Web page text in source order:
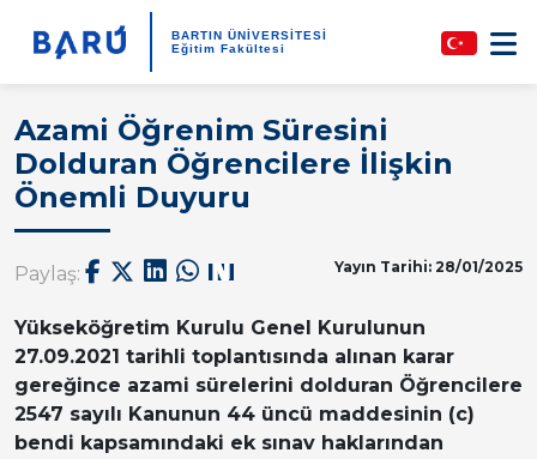
BARTIN ÜNİVERSİTESİ
Eğitim Fakültesi
Azami Öğrenim Süresini
Dolduran Öğrencilere İlişkin
Önemli Duyuru
Paylaş: Yayın Tarihi: 28/01/2025
Yükseköğretim Kurulu Genel Kurulunun
27.09.2021 tarihli toplantısında alınan karar
gereğince azami sürelerini dolduran Öğrencilere
2547 sayılı Kanunun 44 üncü maddesinin (c)
bendi kapsamındaki ek sınav haklarından